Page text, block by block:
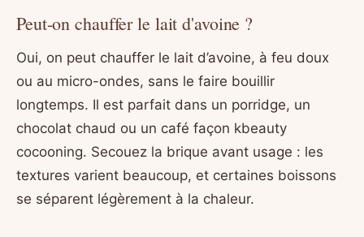
Peut-on chauffer le lait d'avoine ?
Oui, on peut chauffer le lait d’avoine, à feu doux
ou au micro-ondes, sans le faire bouillir
longtemps. Il est parfait dans un porridge, un
chocolat chaud ou un café façon kbeauty
cocooning. Secouez la brique avant usage : les
textures varient beaucoup, et certaines boissons
se séparent légèrement à la chaleur.